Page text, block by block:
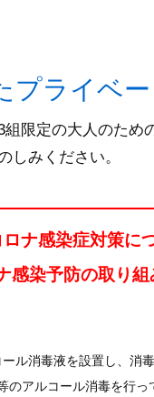
プライベ
定の大人のため
しみください。
ナ感染症対策に
感染予防の取り組
ル消毒液を設置し、消
のアルコール消毒を行っ